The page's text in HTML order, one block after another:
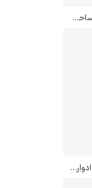
دو زن در ساحل – ادوارد مونک
تنهایان – ادوارد مونک